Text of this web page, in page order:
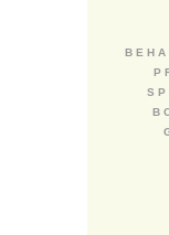
B E H A
P
S P
B